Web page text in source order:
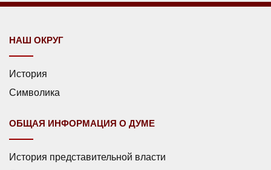
НАШ ОКРУГ
История
Символика
ОБЩАЯ ИНФОРМАЦИЯ О ДУМЕ
История представительной власти